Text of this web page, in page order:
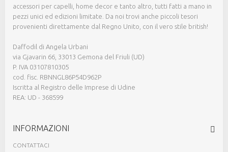
accessori per capelli, home decor e tanto altro, tutti fatti a mano in
pezzi unici ed edizioni limitate. Da noi trovi anche piccoli tesori
provenienti direttamente dal Regno Unito, con il vero stile british!
Daffodil di Angela Urbani
via Gjavarin 66, 33013 Gemona del Friuli (UD)
P. IVA 03107810305
cod. fisc. RBNNGL86P54D962P
Iscritta al Registro delle Imprese di Udine
REA: UD - 368599
INFORMAZIONI
CONTATTACI